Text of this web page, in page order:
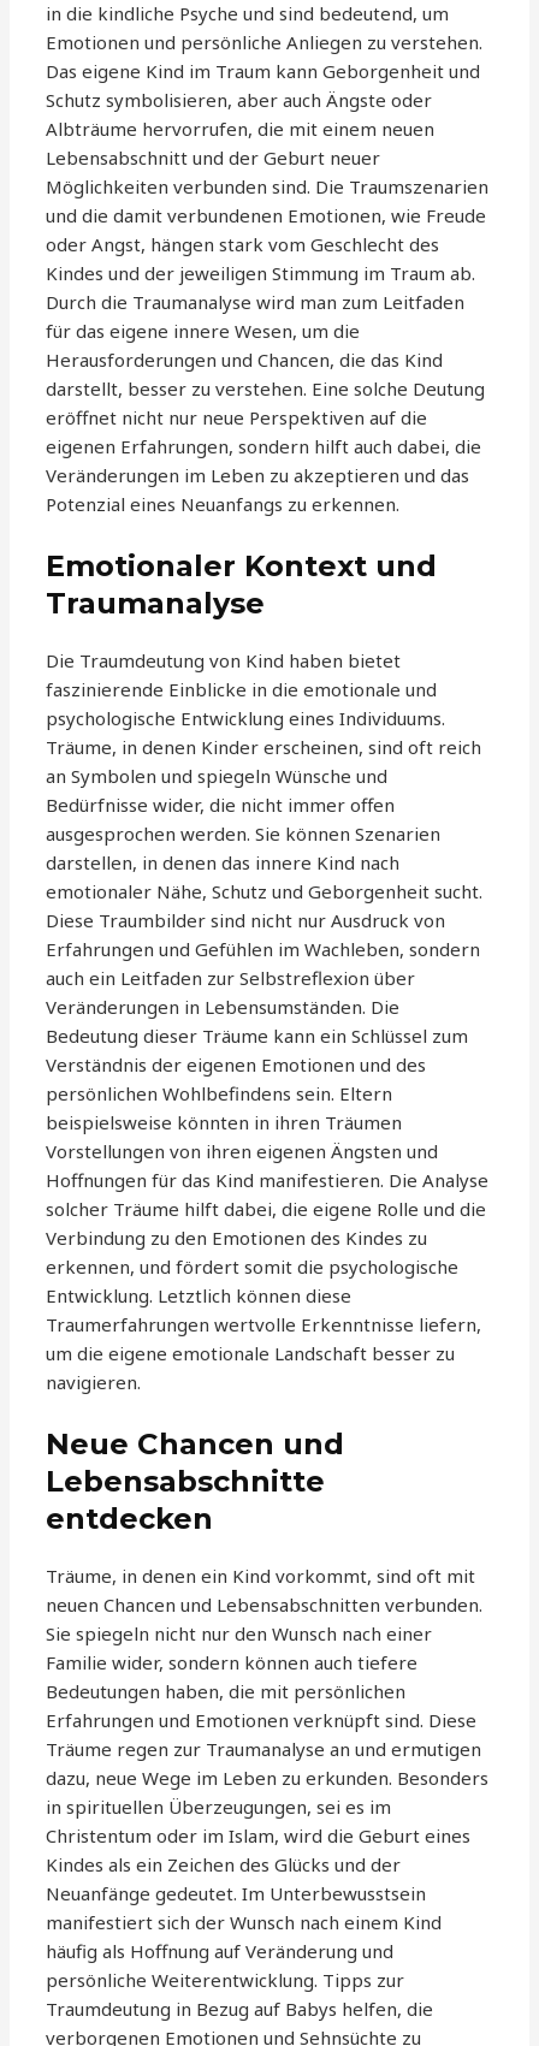
in die kindliche Psyche und sind bedeutend, um
Emotionen und persönliche Anliegen zu verstehen.
Das eigene Kind im Traum kann Geborgenheit und
Schutz symbolisieren, aber auch Ängste oder
Albträume hervorrufen, die mit einem neuen
Lebensabschnitt und der Geburt neuer
Möglichkeiten verbunden sind. Die Traumszenarien
und die damit verbundenen Emotionen, wie Freude
oder Angst, hängen stark vom Geschlecht des
Kindes und der jeweiligen Stimmung im Traum ab.
Durch die Traumanalyse wird man zum Leitfaden
für das eigene innere Wesen, um die
Herausforderungen und Chancen, die das Kind
darstellt, besser zu verstehen. Eine solche Deutung
eröffnet nicht nur neue Perspektiven auf die
eigenen Erfahrungen, sondern hilft auch dabei, die
Veränderungen im Leben zu akzeptieren und das
Potenzial eines Neuanfangs zu erkennen.
Emotionaler Kontext und
Traumanalyse
Die Traumdeutung von Kind haben bietet
faszinierende Einblicke in die emotionale und
psychologische Entwicklung eines Individuums.
Träume, in denen Kinder erscheinen, sind oft reich
an Symbolen und spiegeln Wünsche und
Bedürfnisse wider, die nicht immer offen
ausgesprochen werden. Sie können Szenarien
darstellen, in denen das innere Kind nach
emotionaler Nähe, Schutz und Geborgenheit sucht.
Diese Traumbilder sind nicht nur Ausdruck von
Erfahrungen und Gefühlen im Wachleben, sondern
auch ein Leitfaden zur Selbstreflexion über
Veränderungen in Lebensumständen. Die
Bedeutung dieser Träume kann ein Schlüssel zum
Verständnis der eigenen Emotionen und des
persönlichen Wohlbefindens sein. Eltern
beispielsweise könnten in ihren Träumen
Vorstellungen von ihren eigenen Ängsten und
Hoffnungen für das Kind manifestieren. Die Analyse
solcher Träume hilft dabei, die eigene Rolle und die
Verbindung zu den Emotionen des Kindes zu
erkennen, und fördert somit die psychologische
Entwicklung. Letztlich können diese
Traumerfahrungen wertvolle Erkenntnisse liefern,
um die eigene emotionale Landschaft besser zu
navigieren.
Neue Chancen und
Lebensabschnitte
entdecken
Träume, in denen ein Kind vorkommt, sind oft mit
neuen Chancen und Lebensabschnitten verbunden.
Sie spiegeln nicht nur den Wunsch nach einer
Familie wider, sondern können auch tiefere
Bedeutungen haben, die mit persönlichen
Erfahrungen und Emotionen verknüpft sind. Diese
Träume regen zur Traumanalyse an und ermutigen
dazu, neue Wege im Leben zu erkunden. Besonders
in spirituellen Überzeugungen, sei es im
Christentum oder im Islam, wird die Geburt eines
Kindes als ein Zeichen des Glücks und der
Neuanfänge gedeutet. Im Unterbewusstsein
manifestiert sich der Wunsch nach einem Kind
häufig als Hoffnung auf Veränderung und
persönliche Weiterentwicklung. Tipps zur
Traumdeutung in Bezug auf Babys helfen, die
verborgenen Emotionen und Sehnsüchte zu